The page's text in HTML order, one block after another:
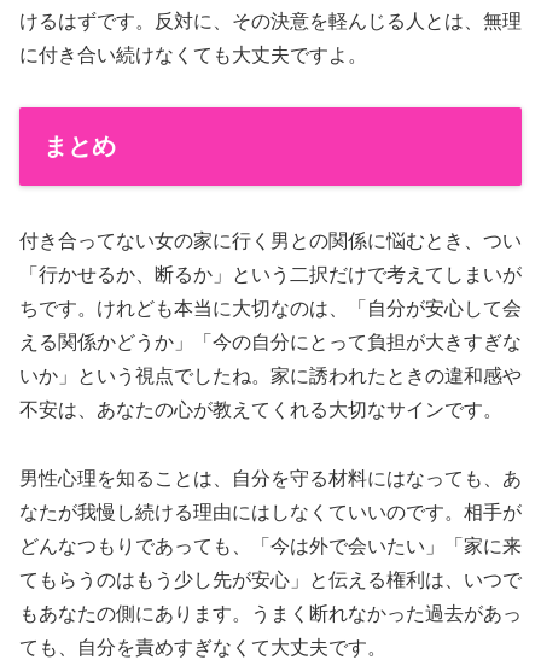
けるはずです。反対に、その決意を軽んじる人とは、無理
に付き合い続けなくても大丈夫ですよ。
まとめ
付き合ってない女の家に行く男との関係に悩むとき、つい
「行かせるか、断るか」という二択だけで考えてしまいが
ちです。けれども本当に大切なのは、「自分が安心して会
える関係かどうか」「今の自分にとって負担が大きすぎな
いか」という視点でしたね。家に誘われたときの違和感や
不安は、あなたの心が教えてくれる大切なサインです。
男性心理を知ることは、自分を守る材料にはなっても、あ
なたが我慢し続ける理由にはしなくていいのです。相手が
どんなつもりであっても、「今は外で会いたい」「家に来
てもらうのはもう少し先が安心」と伝える権利は、いつで
もあなたの側にあります。うまく断れなかった過去があっ
ても、自分を責めすぎなくて大丈夫です。